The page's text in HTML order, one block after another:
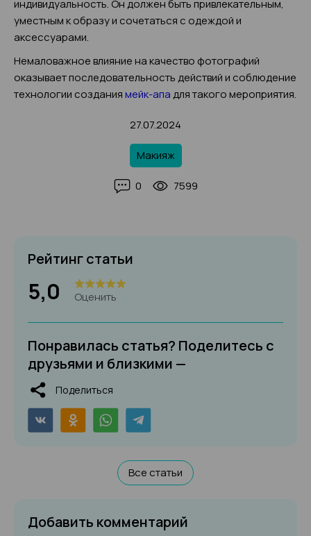
индивидуальность. Он должен быть привлекательным,
уместным к образу и сочетаться с одеждой и
аксессуарами.
Немаловажное влияние на качество фотографий
оказывает последовательность действий и соблюдение
технологии созданиямейк-ападля такого мероприятия.
27.07.2024
Макияж
0 7599
Рейтинг статьи
5,0 Оценить
Понравилась статья? Поделитесь с
друзьями и близкими —
Поделиться
Все статьи
Добавить комментарий